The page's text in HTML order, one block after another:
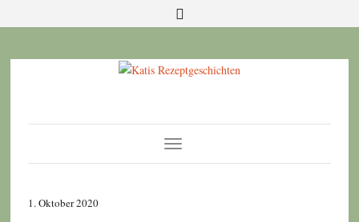
Toggle
Navigation
1. Oktober 2020